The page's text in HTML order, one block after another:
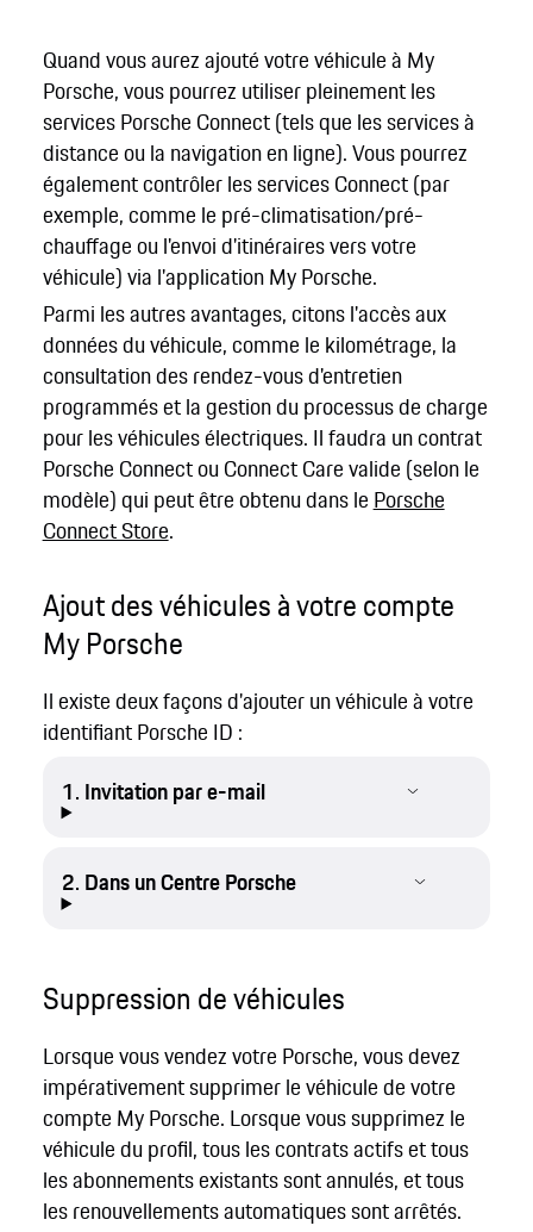
Quand vous aurez ajouté votre véhicule à My
Porsche, vous pourrez utiliser pleinement les
services Porsche Connect (tels que les services à
distance ou la navigation en ligne). Vous pourrez
également contrôler les services Connect (par
exemple, comme le pré-climatisation/pré-
chauffage ou l'envoi d'itinéraires vers votre
véhicule) via l'application My Porsche.
Parmi les autres avantages, citons l'accès aux
données du véhicule, comme le kilométrage, la
consultation des rendez-vous d'entretien
programmés et la gestion du processus de charge
pour les véhicules électriques. Il faudra un contrat
Porsche Connect ou Connect Care valide (selon le
modèle) qui peut être obtenu dans le Porsche
Connect Store.
Ajout des véhicules à votre compte
My Porsche
Il existe deux façons d'ajouter un véhicule à votre
identifiant Porsche ID :
1. Invitation par e-mail
2. Dans un Centre Porsche
Suppression de véhicules
Lorsque vous vendez votre Porsche, vous devez
impérativement supprimer le véhicule de votre
compte My Porsche. Lorsque vous supprimez le
véhicule du profil, tous les contrats actifs et tous
les abonnements existants sont annulés, et tous
les renouvellements automatiques sont arrêtés.